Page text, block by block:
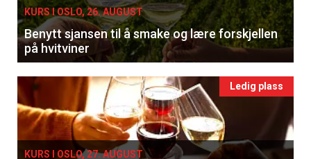
KURS I OSLO, 26. AUGUST
Benytt sjansen til å smake og lære forskjellen
på hvitviner
Ledig plass
KURS I OSLO, 27. AUGUST